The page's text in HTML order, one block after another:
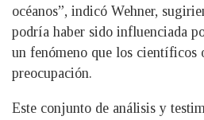
océanos”, indicó Wehner,
podría haber sido influenciada
un fenómeno que los científicos
preocupación.
Este conjunto de análisis y